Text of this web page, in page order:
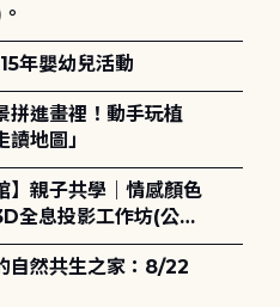
年嬰幼兒活動
拼進畫裡！動手玩植
地圖」
】親子共學｜情感顏色
全息投影工作坊(公布
自然共生之家：8/22